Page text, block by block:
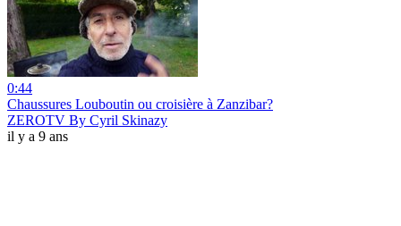
0:44
Chaussures Louboutin ou croisière à Zanzibar?
ZEROTV By Cyril Skinazy
il y a 9 ans